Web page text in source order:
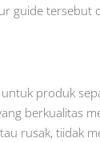
guide tersebut
produk
berkualitas
rusak, tiidak